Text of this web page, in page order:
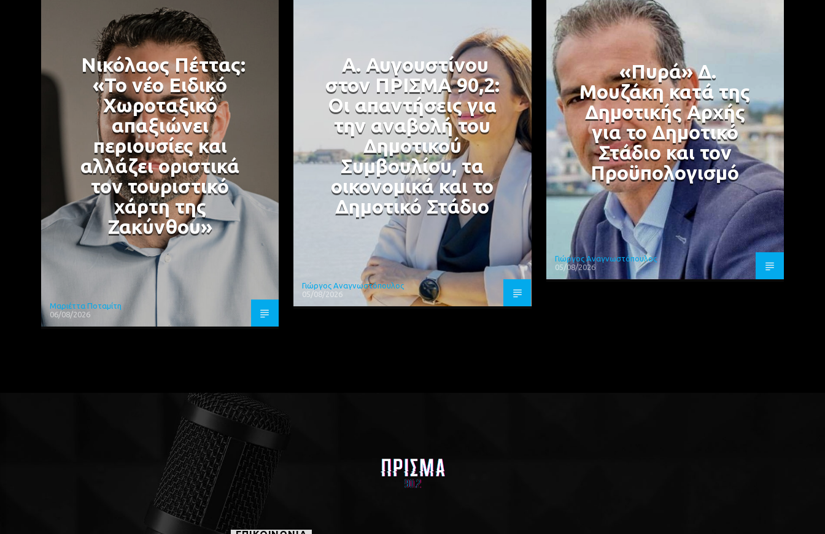
Νικόλαος Πέττας:
«Το νέο Ειδικό
Χωροταξικό
απαξιώνει
περιουσίες και
αλλάζει οριστικά
τον τουριστικό
χάρτη της
Ζακύνθου»
Μαριέττα Ποταμίτη
06/08/2026
Α. Αυγουστίνου
στον ΠΡΙΣΜΑ 90,2:
Οι απαντήσεις για
την αναβολή του
Δημοτικού
Συμβουλίου, τα
οικονομικά και το
Δημοτικό Στάδιο
Γιώργος Αναγνωστόπουλος
05/08/2026
«Πυρά» Δ.
Μουζάκη κατά της
Δημοτικής Αρχής
για το Δημοτικό
Στάδιο και τον
Προϋπολογισμό
Γιώργος Αναγνωστόπουλος
05/08/2026